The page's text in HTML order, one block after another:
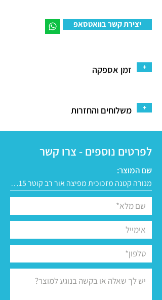
יצירת קשר בוואטסאפ
זמן אספקה +
משלוחים והחזרות +
לפרטים נוספים - צרו קשר
שם המוצר: